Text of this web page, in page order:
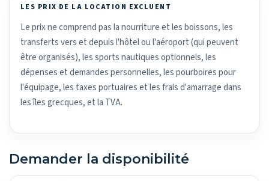
LES PRIX DE LA LOCATION EXCLUENT
Le prix ne comprend pas la nourriture et les boissons, les
transferts vers et depuis l'hôtel ou l'aéroport (qui peuvent
être organisés), les sports nautiques optionnels, les
dépenses et demandes personnelles, les pourboires pour
l'équipage, les taxes portuaires et les frais d'amarrage dans
les îles grecques, et la TVA.
Demander la disponibilité